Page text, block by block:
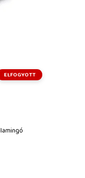
ELFOGYOTT